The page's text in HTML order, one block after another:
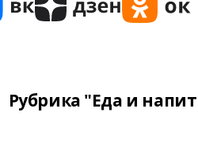
Рубрика "Еда и